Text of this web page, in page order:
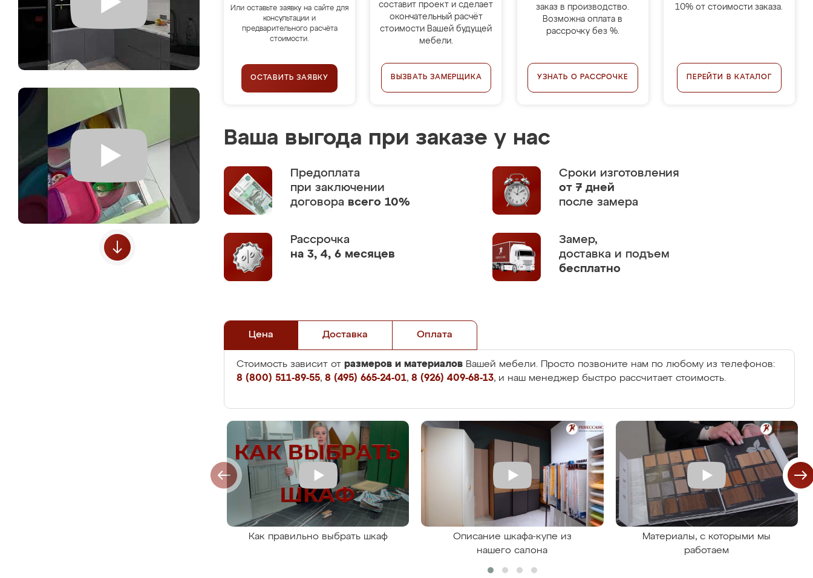
Или оставьте заявку на сайте для
консультации и
предварительного расчёта
стоимости.
ОСТАВИТЬ ЗАЯВКУ
составит проект и сделает
окончательный расчёт
стоимости Вашей будущей
мебели.
ВЫЗВАТЬ ЗАМЕРЩИКА
заказ в производство.
Возможна оплата в
рассрочку без %.
УЗНАТЬ О РАССРОЧКЕ
10% от стоимости заказа.
ПЕРЕЙТИ В КАТАЛОГ
Ваша выгода при заказе у нас
Предоплата
при заключении
договора всего 10%
Сроки изготовления
от 7 дней
после замера
Рассрочка
на 3, 4, 6 месяцев
Замер,
доставка и подъем
бесплатно
Цена Доставка Оплата
Стоимость зависит от размеров и материалов Вашей мебели. Просто позвоните нам по любому из телефонов:
8 (800) 511-89-55, 8 (495) 665-24-01, 8 (926) 409-68-13, и наш менеджер быстро рассчитает стоимость.
Как правильно выбрать шкаф
Описание шкафа-купе из
нашего салона
Материалы, с которыми мы
работаем